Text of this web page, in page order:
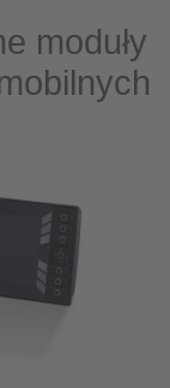
moduły